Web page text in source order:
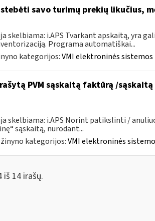
savo turimų prekių likučius,
skelbiama: i.APS Tvarkant apskaitą, yra
Programa automatiškai...
kategorijos:VMI elektroninės sistemos
PVM sąskaitą faktūrą /
skelbiama: i.APS Norint patikslinti /
sąskaitą, nurodant...
kategorijos:VMI elektroninės
iš 14 irašų.